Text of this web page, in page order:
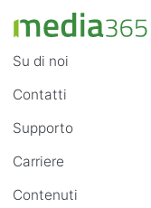
Su di noi
Contatti
Supporto
Carriere
Contenuti